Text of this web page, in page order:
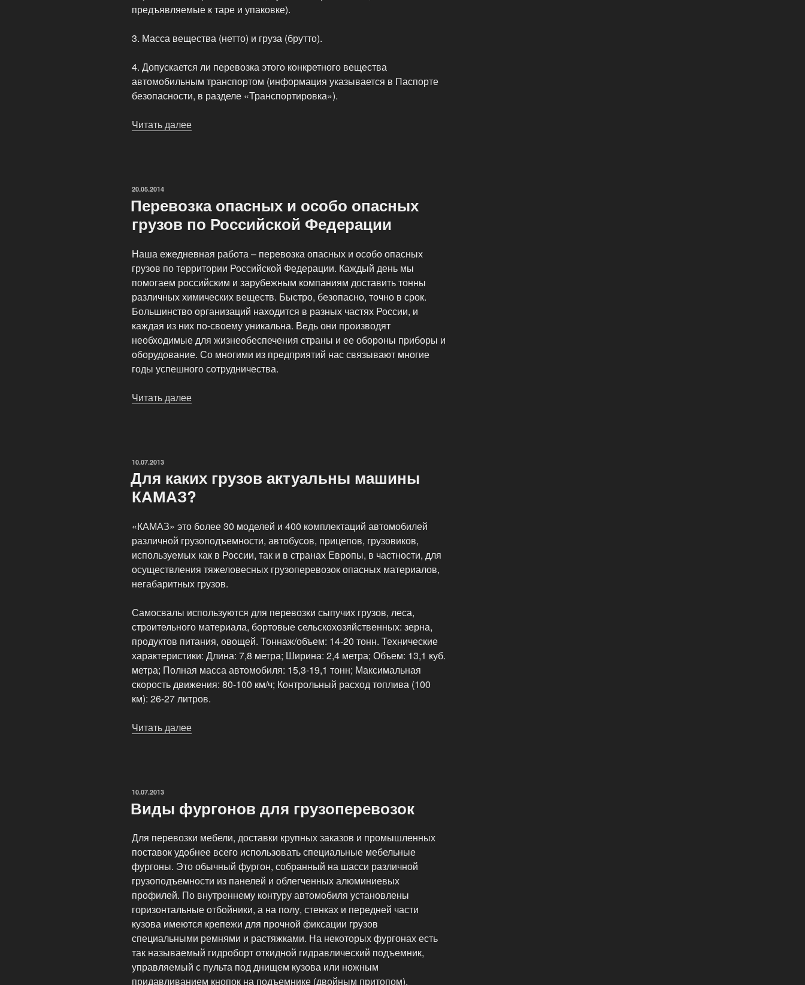
предъявляемые к таре и упаковке).
3. Масса вещества (нетто) и груза (брутто).
4. Допускается ли перевозка этого конкретного вещества
автомобильным транспортом (информация указывается в Паспорте
безопасности, в разделе «Транспортировка»).
Читать далее
ОПУБЛИКОВАНО
20.05.2014
Перевозка опасных и особо опасных
грузов по Российской Федерации
Наша ежедневная работа – перевозка опасных и особо опасных
грузов по территории Российской Федерации. Каждый день мы
помогаем российским и зарубежным компаниям доставить тонны
различных химических веществ. Быстро, безопасно, точно в срок.
Большинство организаций находится в разных частях России, и
каждая из них по-своему уникальна. Ведь они производят
необходимые для жизнеобеспечения страны и ее обороны приборы и
оборудование. Со многими из предприятий нас связывают многие
годы успешного сотрудничества.
Читать далее
по
Российской
ОПУБЛИКОВАНО
10.07.2013
Для каких грузов актуальны машины
КАМАЗ?
«КАМАЗ» это более 30 моделей и 400 комплектаций автомобилей
различной грузоподъемности, автобусов, прицепов, грузовиков,
используемых как в России, так и в странах Европы, в частности, для
осуществления тяжеловесных грузоперевозок опасных материалов,
негабаритных грузов.
Самосвалы используются для перевозки сыпучих грузов, леса,
строительного материала, бортовые сельскохозяйственных: зерна,
продуктов питания, овощей. Тоннаж/объем: 14-20 тонн. Технические
характеристики: Длина: 7,8 метра; Ширина: 2,4 метра; Объем: 13,1 куб.
метра; Полная масса автомобиля: 15,3-19,1 тонн; Максимальная
скорость движения: 80-100 км/ч; Контрольный расход топлива (100
км): 26-27 литров.
Читать далее
ОПУБЛИКОВАНО
10.07.2013
Виды фургонов для грузоперевозок
Для перевозки мебели, доставки крупных заказов и промышленных
поставок удобнее всего использовать специальные мебельные
фургоны. Это обычный фургон, собранный на шасси различной
грузоподъемности из панелей и облегченных алюминиевых
профилей. По внутреннему контуру автомобиля установлены
горизонтальные отбойники, а на полу, стенках и передней части
кузова имеются крепежи для прочной фиксации грузов
специальными ремнями и растяжками. На некоторых фургонах есть
так называемый гидроборт откидной гидравлический подъемник,
управляемый с пульта под днищем кузова или ножным
придавливанием кнопок на подъемнике (двойным притопом).